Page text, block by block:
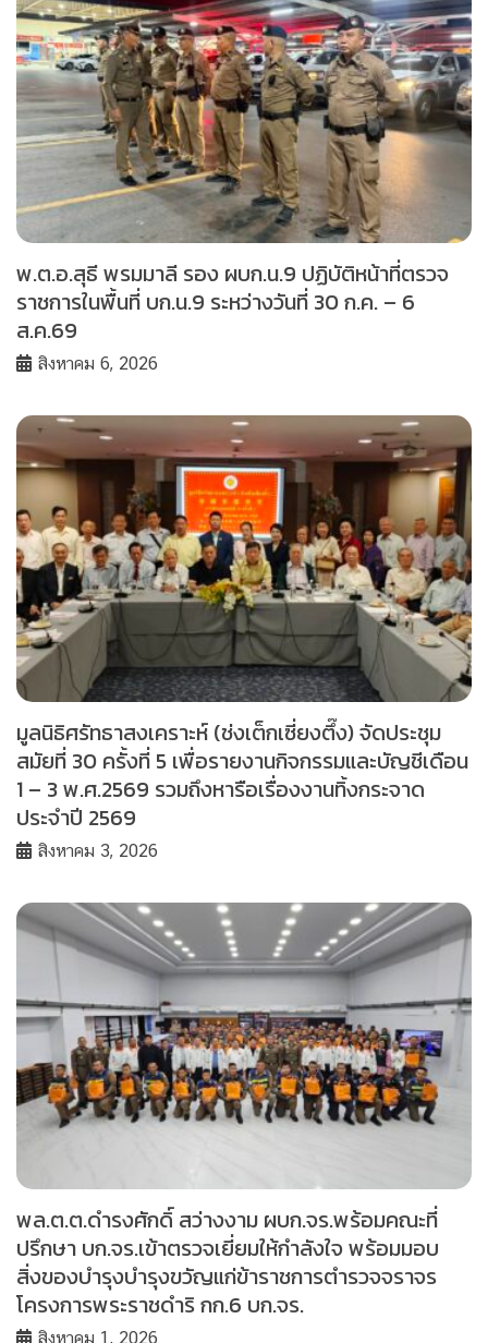
พ.ต.อ.สุธี พรมมาลี รอง ผบก.น.9 ปฏิบัติหน้าที่ตรวจ
ราชการในพื้นที่ บก.น.9 ระหว่างวันที่ 30 ก.ค. – 6
ส.ค.69
สิงหาคม 6, 2026
มูลนิธิศรัทธาสงเคราะห์ (ช่งเต็กเซี่ยงตึ๊ง) จัดประชุม
สมัยที่ 30 ครั้งที่ 5 เพื่อรายงานกิจกรรมและบัญชีเดือน
1 – 3 พ.ศ.2569 รวมถึงหารือเรื่องงานทิ้งกระจาด
ประจำปี 2569
สิงหาคม 3, 2026
พล.ต.ต.ดำรงศักดิ์ สว่างงาม ผบก.จร.พร้อมคณะที่
ปรึกษา บก.จร.เข้าตรวจเยี่ยมให้กำลังใจ พร้อมมอบ
สิ่งของบำรุงบำรุงขวัญแก่ข้าราชการตำรวจจราจร
โครงการพระราชดำริ กก.6 บก.จร.
สิงหาคม 1, 2026